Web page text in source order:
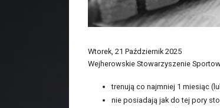
Wtorek, 21 Październik 2025
Wejherowskie Stowarzyszenie
trenują co najmniej 1 miesiąc
nie posiadają jak do tej pory